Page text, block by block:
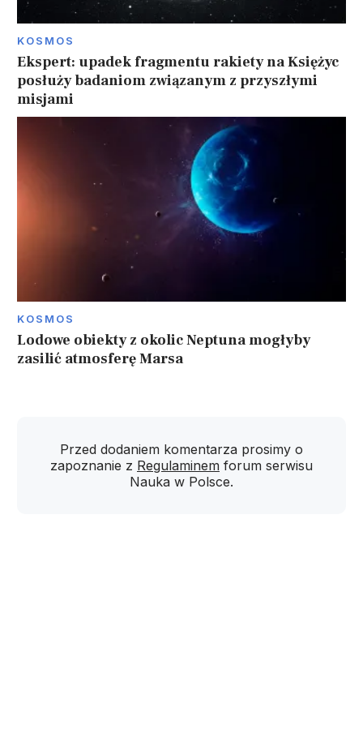
KOSMOS
Ekspert: upadek fragmentu rakiety na Księżyc
posłuży badaniom związanym z przyszłymi
misjami
KOSMOS
Lodowe obiekty z okolic Neptuna mogłyby
zasilić atmosferę Marsa
Przed dodaniem komentarza prosimy o
zapoznanie z Regulaminem forum serwisu
Nauka w Polsce.